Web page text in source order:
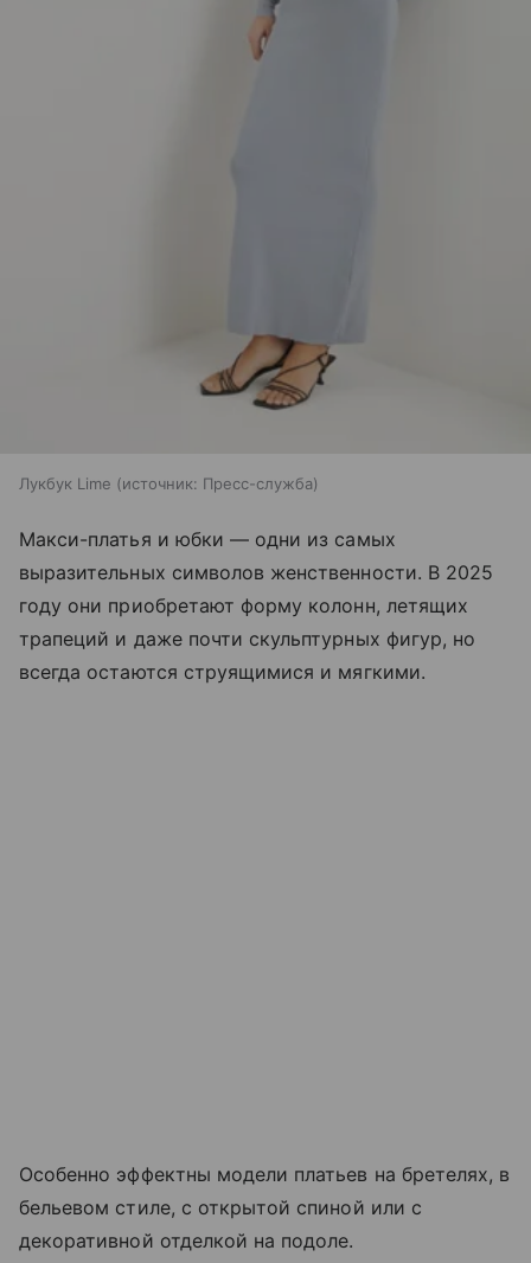
Лукбук Lime источник: Пресс-служба
Макси-платья и юбки — одни из самых
выразительных символов женственности. В 2025
году они приобретают форму колонн, летящих
трапеций и даже почти скульптурных фигур, но
всегда остаются струящимися и мягкими.
Особенно эффектны модели платьев на бретелях, в
бельевом стиле, с открытой спиной или с
декоративной отделкой на подоле.